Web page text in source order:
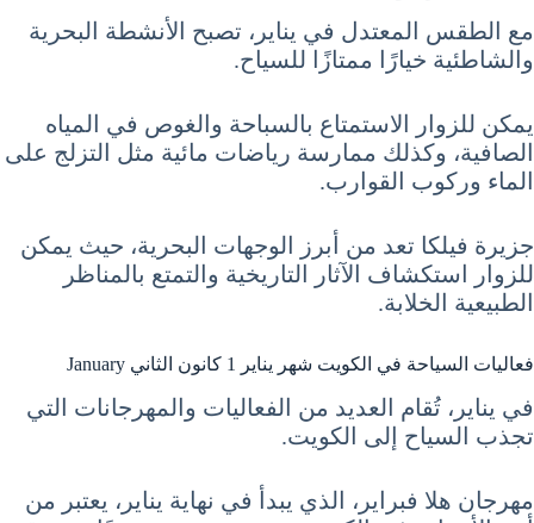
مع الطقس المعتدل في يناير، تصبح الأنشطة البحرية
والشاطئية خيارًا ممتازًا للسياح.
يمكن للزوار الاستمتاع بالسباحة والغوص في المياه
الصافية، وكذلك ممارسة رياضات مائية مثل التزلج على
الماء وركوب القوارب.
جزيرة فيلكا تعد من أبرز الوجهات البحرية، حيث يمكن
للزوار استكشاف الآثار التاريخية والتمتع بالمناظر
الطبيعية الخلابة.
فعاليات السياحة في الكويت شهر يناير 1 كانون الثاني January
في يناير، تُقام العديد من الفعاليات والمهرجانات التي
تجذب السياح إلى الكويت.
مهرجان هلا فبراير، الذي يبدأ في نهاية يناير، يعتبر من